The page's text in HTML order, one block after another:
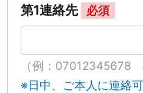
第1連絡先 必須
（例：07012345678
※日中、ご本人に連絡